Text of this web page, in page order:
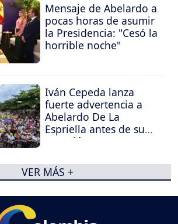
Mensaje de Abelardo a
pocas horas de asumir
la Presidencia: "Cesó la
horrible noche"
Iván Cepeda lanza
fuerte advertencia a
Abelardo De La
Espriella antes de su
posesión
VER MÁS +